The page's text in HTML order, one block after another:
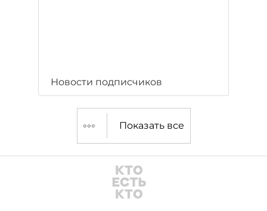
Новости подписчиков
Показать все